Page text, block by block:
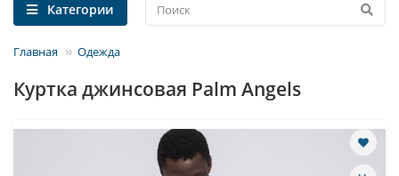
Категории
Главная Одежда
Куртка джинсовая Palm Angels